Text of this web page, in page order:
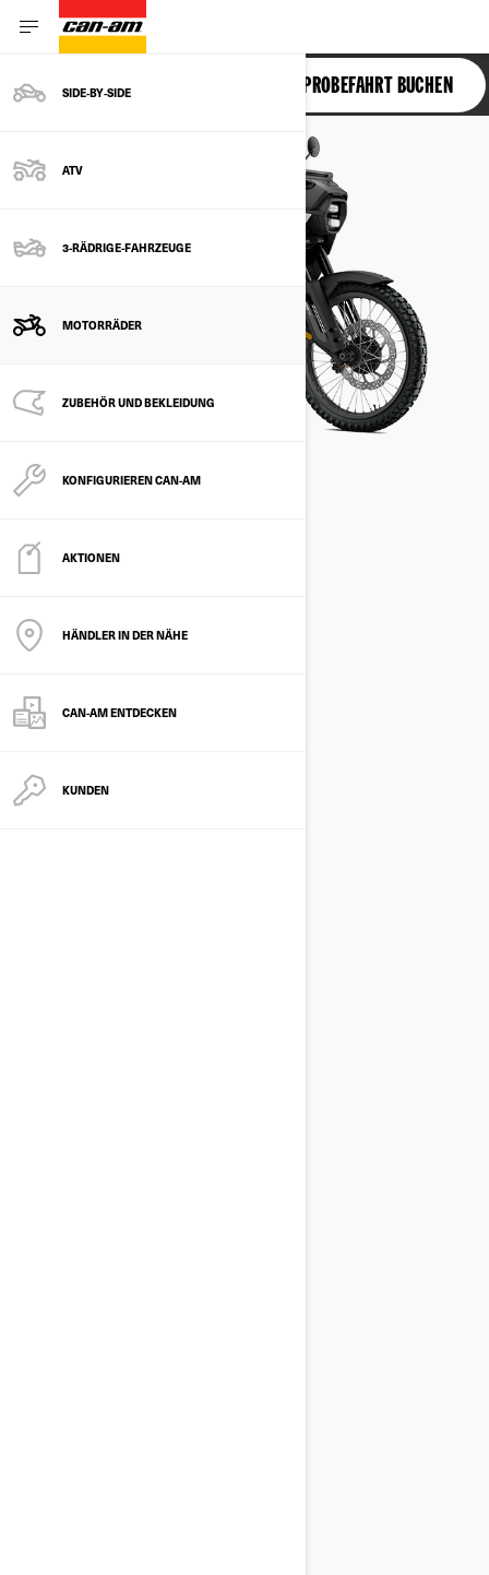
SIDE‑BY‑SIDE
ATV
3-RÄDRIGE-FAHRZEUGE
MOTORRÄDER
ZUBEHÖR UND BEKLEIDUNG
KONFIGURIEREN CAN-AM
AKTIONEN
HÄNDLER IN DER NÄHE
CAN-AM ENTDECKEN
KUNDEN
ORIGIN PROBEFAHRT BUCHEN